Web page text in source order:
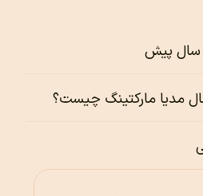
مدیا مارکتینگ چیست؟